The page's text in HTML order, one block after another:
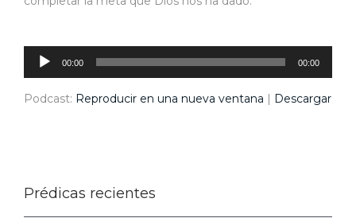
Reproductor
audio 00:00 00:00
Podcast: Reproducir en una nueva ventana Descargar
Prédicas recientes